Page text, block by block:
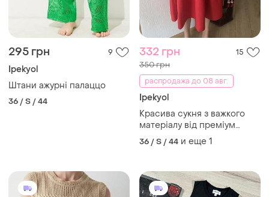
295 грн 9
Ipekyol
Штани ажурні палаццо
36 / S / 44
332 грн 15
350 грн
распродажа до 08 авг.
Ipekyol
Красива сукня з важкого
матеріалу від преміум
бренду ipekyol s -m
36 / S / 44 и еще 1